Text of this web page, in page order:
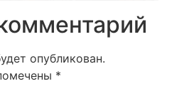
опубликован.
*